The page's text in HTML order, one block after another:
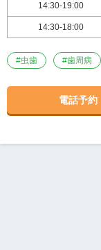
14:30-19:00
14:30-18:00
#虫歯 #歯周病
電話予約